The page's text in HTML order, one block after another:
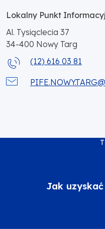
Lokalny Punkt
Al. Tysiąclecia 37
34-400 Nowy Targ
(12) 616 03 81
Jak